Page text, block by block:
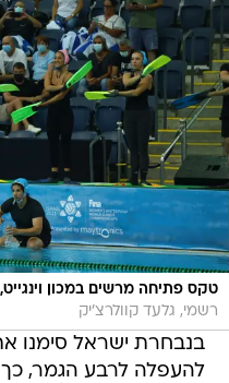
טקס פתיחה מרשים במכון
רשמי, גלעד קוולרצ'יק
בנבחרת ישראל
להעפלה לרבע הגמר, כך